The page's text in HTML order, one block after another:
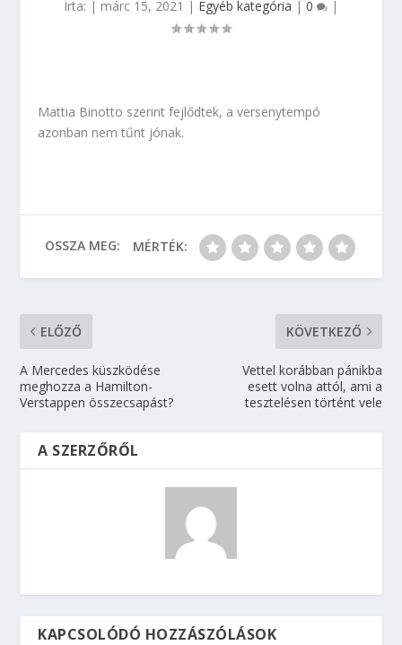
Írta: | márc 15, 2021 | Egyéb kategória | 0 |
Mattia Binotto szerint fejlődtek, a versenytempó
azonban nem tűnt jónak.
OSSZA MEG: MÉRTÉK:
ELŐZŐ
A Mercedes küszködése
meghozza a Hamilton-
Verstappen összecsapást?
KÖVETKEZŐ
Vettel korábban pánikba
esett volna attól, ami a
tesztelésen történt vele
A SZERZŐRŐL
KAPCSOLÓDÓ HOZZÁSZÓLÁSOK